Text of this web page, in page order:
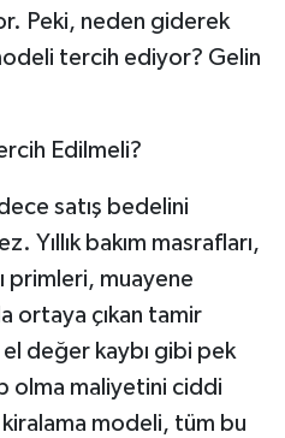
Peki, neden giderek
tercih ediyor? Gelin
Edilmeli?
satış bedelini
Yıllık bakım masrafları,
primleri, muayene
ortaya çıkan tamir
değer kaybı gibi pek
olma maliyetini ciddi
modeli, tüm bu